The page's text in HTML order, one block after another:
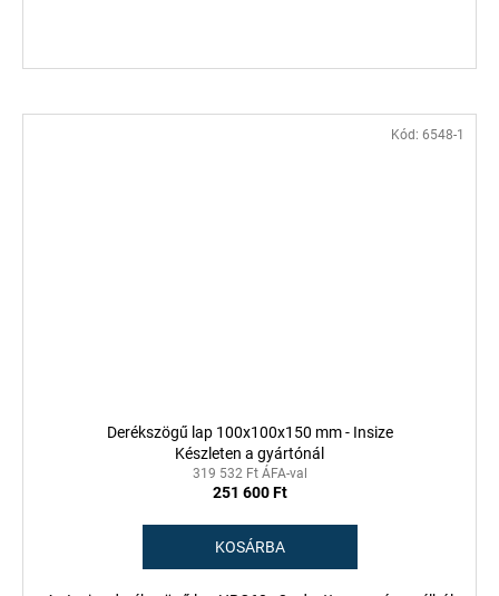
Derékszögű lap 100x100x150 mm - Insize
Készleten a gyártónál
319 532 Ft ÁFA-val
251 600 Ft
KOSÁRBA
Kód: 6548-1